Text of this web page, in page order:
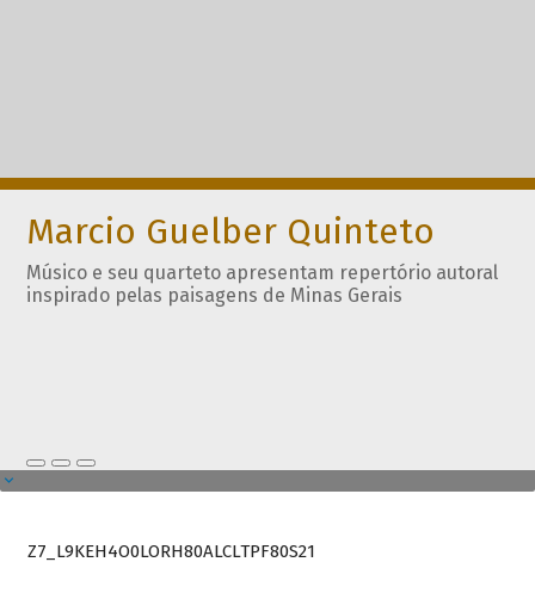
Marcio Guelber Quinteto
Músico e seu quarteto apresentam repertório autoral
inspirado pelas paisagens de Minas Gerais
Z7_L9KEH4O0LORH80ALCLTPF80S21